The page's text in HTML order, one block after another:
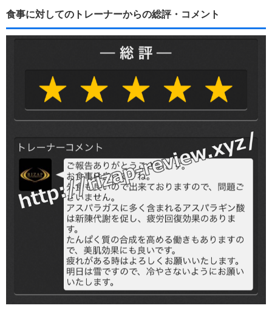
食事に対してのトレーナーからの総評・コメント